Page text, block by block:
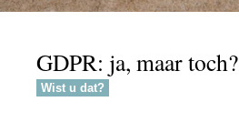
GDPR: ja, maar toch?
Wist u dat?